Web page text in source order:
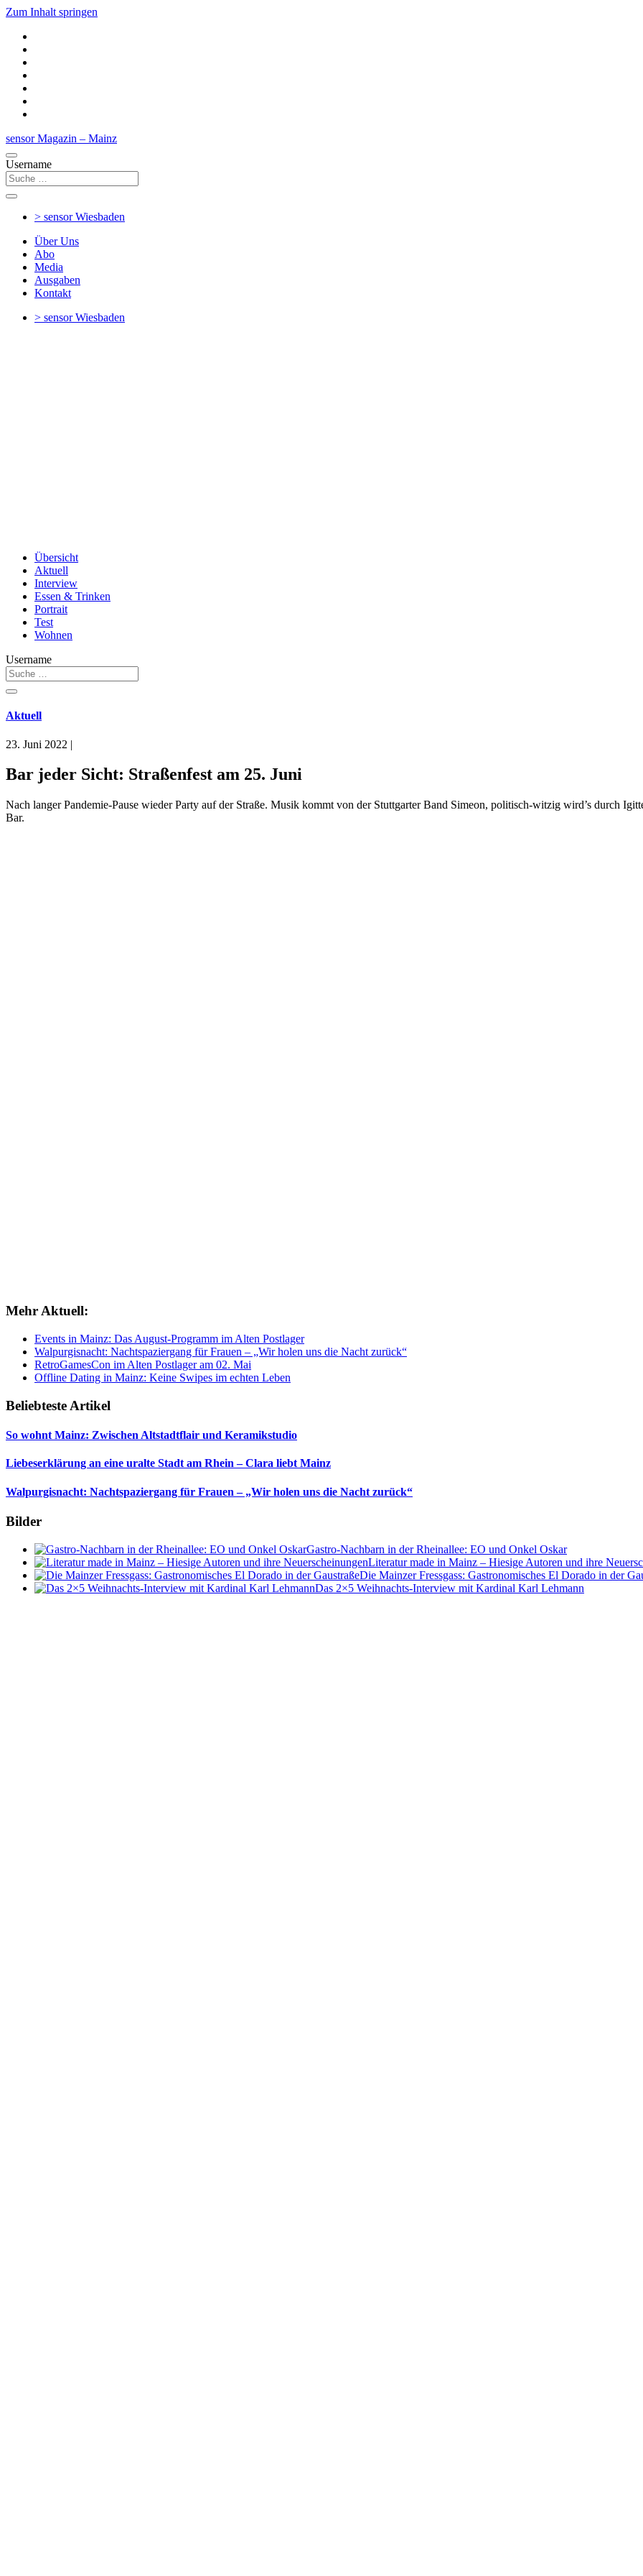
Zum Inhalt springen
sensor Magazin – Mainz
Username
> sensorWiesbaden
Über Uns
Abo
Media
Ausgaben
Kontakt
> sensorWiesbaden
Übersicht
Aktuell
Interview
Essen & Trinken
Portrait
Test
Wohnen
Username
Aktuell
23. Juni 2022 |
Bar jeder Sicht: Straßenfest am 25. Juni
Nach langer Pandemie-Pause wieder Party auf der Straße. Musik kommt von der Stuttgarter Band Simeon, politisch-witzig wird’s durch
Bar.
Mehr Aktuell:
Events in Mainz: Das August-Programm im Alten Postlager
Walpurgisnacht: Nachtspaziergang für Frauen – „Wir holen uns die Nacht zurück“
RetroGamesCon im Alten Postlager am 02. Mai
Offline Dating in Mainz: Keine Swipes im echten Leben
Beliebteste Artikel
So wohnt Mainz: Zwischen Altstadtflair und Keramikstudio
Liebeserklärung an eine uralte Stadt am Rhein – Clara liebt Mainz
Walpurgisnacht: Nachtspaziergang für Frauen – „Wir holen uns die Nacht zurück“
Bilder
Gastro-Nachbarn in der Rheinallee: EO und Onkel Oskar
Literatur made in Mainz – Hiesige Autoren und ihre
Die Mainzer Fressgass: Gastronomisches El Dorado in der
Das 2×5 Weihnachts-Interview mit Kardinal Karl Lehmann